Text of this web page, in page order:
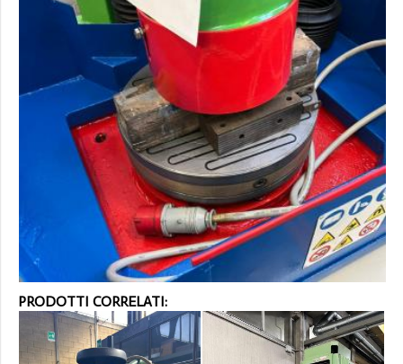
PRODOTTI CORRELATI: